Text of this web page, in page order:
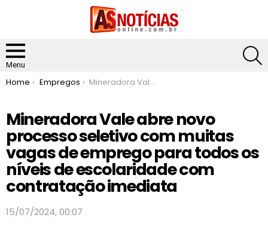
Menu
You are here:
Home Empregos Mineradora Vale abre novo processo seletivo com muitas vagas de emprego para todos os níveis de escolaridade com contratação imediata
Mineradora Vale abre novo
processo seletivo com muitas
vagas de emprego para todos os
níveis de escolaridade com
contratação imediata
15/07/2024, 00:07